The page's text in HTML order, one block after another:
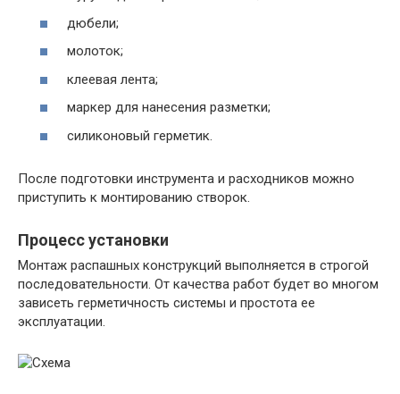
дюбели;
молоток;
клеевая лента;
маркер для нанесения разметки;
силиконовый герметик.
После подготовки инструмента и расходников можно
приступить к монтированию створок.
Процесс установки
Монтаж распашных конструкций выполняется в строгой
последовательности. От качества работ будет во многом
зависеть герметичность системы и простота ее
эксплуатации.